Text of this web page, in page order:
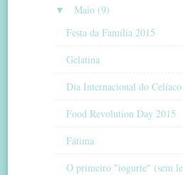
▼
Maio (9)
Festa da Família 2015
Gelatina
Dia Internacional do Celíaco
Food Revolution Day 2015
Fátima
O primeiro "iogurte" (sem